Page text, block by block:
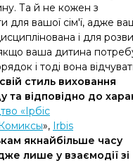
Та й не кожен з
для вашої сім'ї, адже
і для
ваша дитина
і тоді вона
стиль виховання
та відповідно до
«Ірбіс
», Irbis
якнайбільше часу
лише у взаємодії зі